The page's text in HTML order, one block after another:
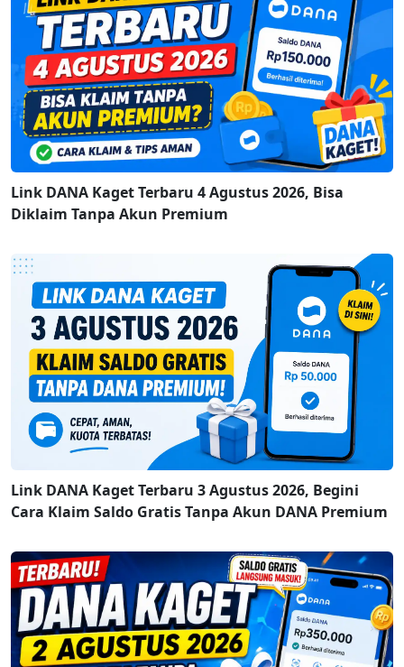
Link DANA Kaget Terbaru 4 Agustus 2026, Bisa
Diklaim Tanpa Akun Premium
Link DANA Kaget Terbaru 3 Agustus 2026, Begini
Cara Klaim Saldo Gratis Tanpa Akun DANA Premium